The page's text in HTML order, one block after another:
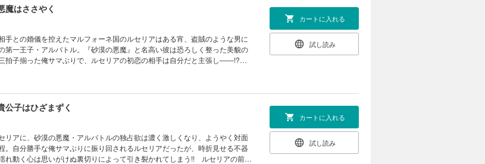
はささやく
手との婚儀を控えたマルフォーネ国のルセリアはある宵、盗賊のような男に
第一王子・アルバトル。『砂漠の悪魔』と名高い彼は恐ろしく整った美貌の
拍子揃った俺サマぶりで、ルセリアの初恋の相手は自分だと主張し――!?
カートに入れる
試し読み
子はひざまずく
リアに、砂漠の悪魔・アルバトルの独占欲は濃く激しくなり、ようやく対面
。自分勝手な俺サマぶりに振り回されるルセリアだったが、時折見せる不器
動く心は思いがけぬ裏切りによって引き裂かれてしまう!! ルセリアの前に
カートに入れる
試し読み